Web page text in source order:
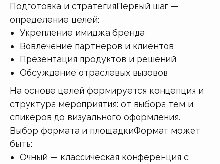
Подготовка и стратегияПервый шаг —
определение целей:
Укрепление имиджа бренда
Вовлечение партнеров и клиентов
Презентация продуктов и решений
Обсуждение отраслевых вызовов
На основе целей формируется концепция и
структура мероприятия: от выбора тем и
спикеров до визуального оформления.
Выбор формата и площадкиФормат может
быть:
Очный — классическая конференция с